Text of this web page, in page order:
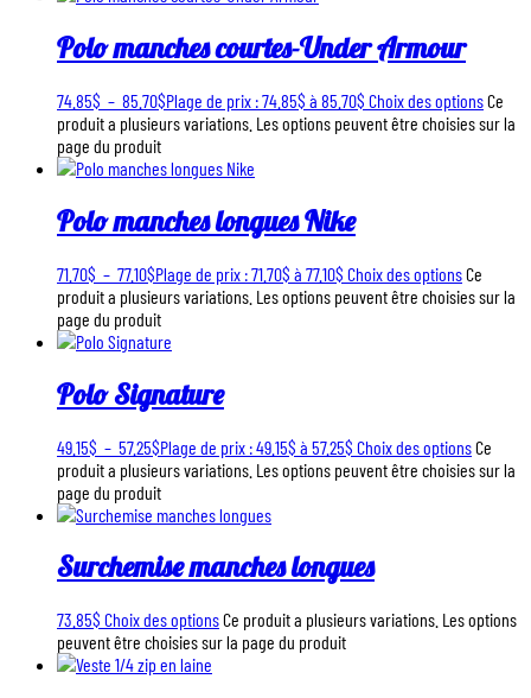
Polo manches courtes-Under Armour
74.85$ – 85.70$Plage de prix : 74.85$ à 85.70$ Choix des optionsCe
produit a plusieurs variations. Les options peuvent être choisies sur la
page du produit
Polo manches longues Nike
71.70$ – 77.10$Plage de prix : 71.70$ à 77.10$ Choix des optionsCe
produit a plusieurs variations. Les options peuvent être choisies sur la
page du produit
Polo Signature
49.15$ – 57.25$Plage de prix : 49.15$ à 57.25$ Choix des optionsCe
produit a plusieurs variations. Les options peuvent être choisies sur la
page du produit
Surchemise manches longues
73.85$ Choix des optionsCe produit a plusieurs variations. Les options
peuvent être choisies sur la page du produit